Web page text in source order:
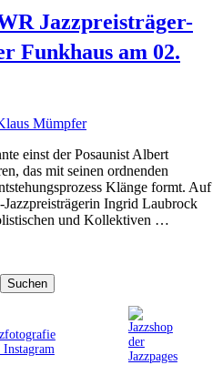
Jazzpreisträger-
Funkhaus am 02.
Mümpfer
einst der Posaunist Albert
das mit seinen ordnenden
Klänge formt. Auf
Ingrid Laubrock
und Kollektiven …
Suchen